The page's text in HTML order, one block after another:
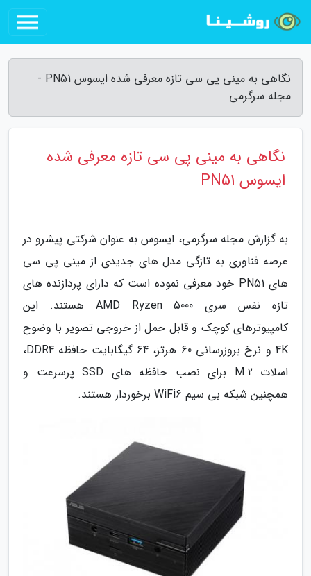
نگاهی به مینی پی سی تازه معرفی شده ایسوس PN51 -
مجله سرگرمی
نگاهی به مینی پی سی تازه معرفی شده
ایسوس PN51
به گزارش مجله سرگرمی، ایسوس به عنوان شرکتی پیشرو در
عرصه فناوری به تازگی مدل های جدیدی از مینی پی سی
های PN51 خود معرفی نموده است که دارای پردازنده های
تازه نفس سری AMD Ryzen 5000 هستند. این
کامپیوترهای کوچک و قابل حمل از خروجی تصویر با وضوح
4K و نرخ بروزرسانی 60 هرتز، 64 گیگابایت حافظه DDR4،
اسلات M.2 برای نصب حافظه های SSD پرسرعت و
همچنین شبکه بی سیم WiFi6 برخوردار هستند.